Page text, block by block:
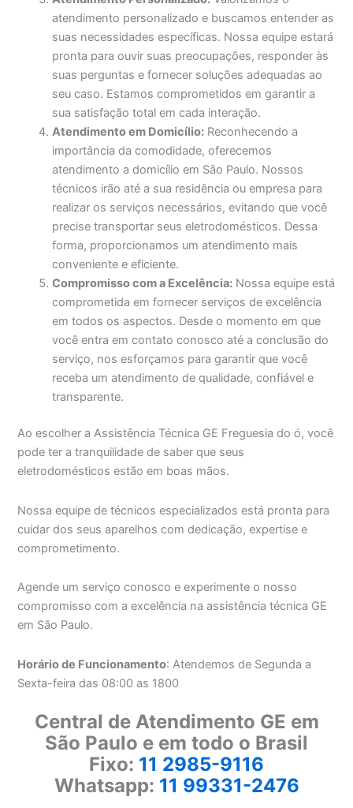
atendimento personalizado e buscamos entender as
suas necessidades específicas. Nossa equipe estará
pronta para ouvir suas preocupações, responder às
suas perguntas e fornecer soluções adequadas ao
seu caso. Estamos comprometidos em garantir a
sua satisfação total em cada interação.
Atendimento em Domicílio: Reconhecendo a
importância da comodidade, oferecemos
atendimento a domicílio em São Paulo. Nossos
técnicos irão até a sua residência ou empresa para
realizar os serviços necessários, evitando que você
precise transportar seus eletrodomésticos. Dessa
forma, proporcionamos um atendimento mais
conveniente e eficiente.
Compromisso com a Excelência: Nossa equipe está
comprometida em fornecer serviços de excelência
em todos os aspectos. Desde o momento em que
você entra em contato conosco até a conclusão do
serviço, nos esforçamos para garantir que você
receba um atendimento de qualidade, confiável e
transparente.
Ao escolher a Assistência Técnica GE Freguesia do ó, você
pode ter a tranquilidade de saber que seus
eletrodomésticos estão em boas mãos.
Nossa equipe de técnicos especializados está pronta para
cuidar dos seus aparelhos com dedicação, expertise e
comprometimento.
Agende um serviço conosco e experimente o nosso
compromisso com a excelência na assistência técnica GE
em São Paulo.
Horário de Funcionamento: Atendemos de Segunda a
Sexta-feira das 08:00 as 1800
Central de Atendimento GE em
São Paulo e em todo o Brasil
Fixo: 11 2985-9116
Whatsapp: 11 99331-2476